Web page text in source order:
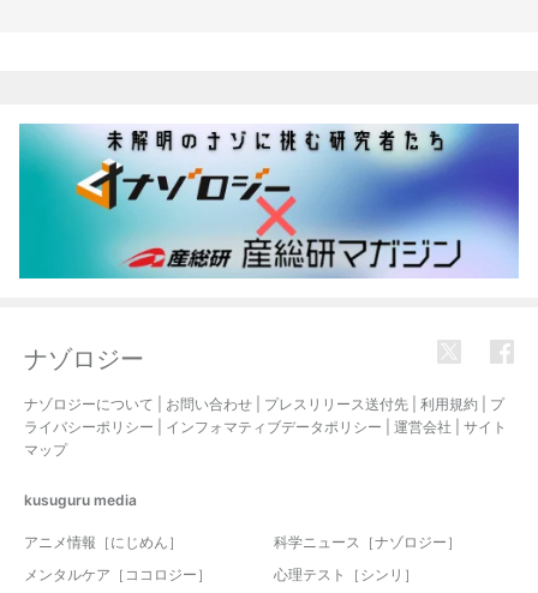
ナゾロジー
ナゾロジーについて お問い合わせ プレスリリース送付先 利用規約
プ
ライバシーポリシー
インフォマティブデータポリシー 運営会社
サイト
マップ
kusuguru media
アニメ情報［にじめん］
科学ニュース［ナゾロジー］
メンタルケア［ココロジー］
心理テスト［シンリ］